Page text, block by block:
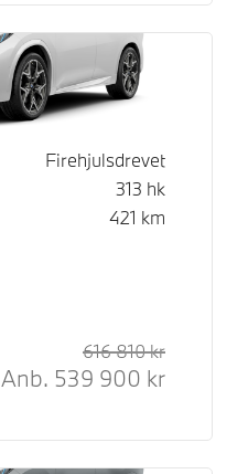
Firehjulsdrevet
313 hk
421 km
616 810kr
Anb. 539 900 kr